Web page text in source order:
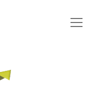
menüyü
aç